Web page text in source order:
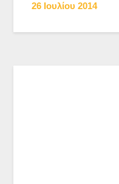
26 Ιουλίου 2014